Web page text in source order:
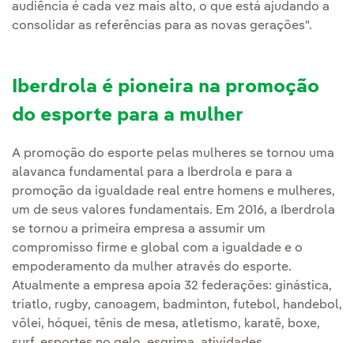
audiência é cada vez mais alto, o que está ajudando a
consolidar as referências para as novas gerações".
Iberdrola é pioneira na promoção
do esporte para a mulher
A promoção do esporte pelas mulheres se tornou uma
alavanca fundamental para a Iberdrola e para a
promoção da igualdade real entre homens e mulheres,
um de seus valores fundamentais. Em 2016, a Iberdrola
se tornou a primeira empresa a assumir um
compromisso firme e global com a igualdade e o
empoderamento da mulher através do esporte.
Atualmente a empresa apoia 32 federações: ginástica,
triatlo, rugby, canoagem, badminton, futebol, handebol,
vôlei, hóquei, tênis de mesa, atletismo, karatê, boxe,